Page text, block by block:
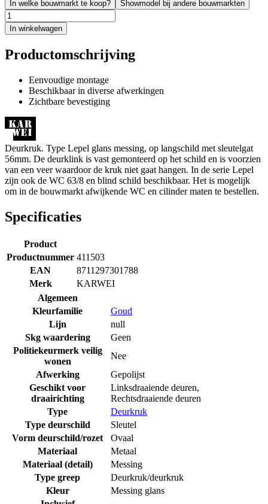
In welke bouwmarkt te koop? Showmodel bij andere bouwmarkten
In winkelwagen
Productomschrijving
Eenvoudige montage
Beschikbaar in diverse afwerkingen
Zichtbare bevestiging
Deurkruk. Type Lepel glans messing, op langschild met sleutelgat
56mm. De deurklink is vast gemonteerd op het schild en is voorzien
van een veer waardoor de kruk niet gaat hangen. In de serie Lepel
zijn ook de WC 63/8 en blind schild beschikbaar. Het is mogelijk
om in de bouwmarkt afwijkende WC en cilinder maten te bestellen.
Specificaties
Product
Productnummer 411503
EAN
8711297301788
Merk
KARWEI
Algemeen
Kleurfamilie
Goud
Lijn
null
Skg waardering
Geen
Politiekeurmerk veilig
wonen
Nee
Afwerking
Gepolijst
Geschikt voor
draairichting
Linksdraaiende deuren,
Rechtsdraaiende deuren
Type
Deurkruk
Type deurschild
Sleutel
Vorm deurschild/rozet
Ovaal
Materiaal
Metaal
Materiaal (detail)
Messing
Type greep
Deurkruk/deurkruk
Kleur
Messing glans